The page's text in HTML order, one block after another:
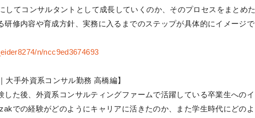
してコンサルタントとして成長していくのか、そのプロセスをまとめた
研修内容や育成方針、実務に入るまでのステップが具体的にイメージで
n/ncc9ed3674693
手外資系コンサル勤務 高橋編】
した後、外資系コンサルティングファームで活躍している卒業生へのイ
での経験がどのようにキャリアに活きたのか、また学生時代にどのよ